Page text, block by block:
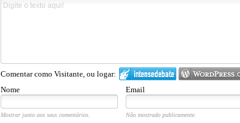
Comentar como Visitante, ou logar:
Nome Email
Mostrar junto aos seus comentários. Não mostrado publicamente.